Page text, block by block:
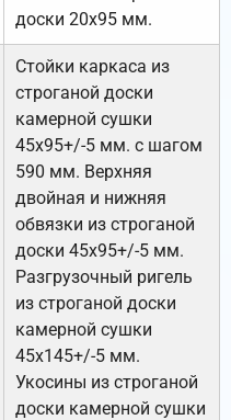
доски 20х95 мм.
Стойки каркаса из
строганой доски
камерной сушки
45х95+/-5 мм. с шагом
590 мм. Верхняя
двойная и нижняя
обвязки из строганой
доски 45х95+/-5 мм.
Разгрузочный ригель
из строганой доски
камерной сушки
45х145+/-5 мм.
Укосины из строганой
доски камерной сушки